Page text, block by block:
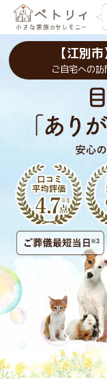
【江別
ご自宅への